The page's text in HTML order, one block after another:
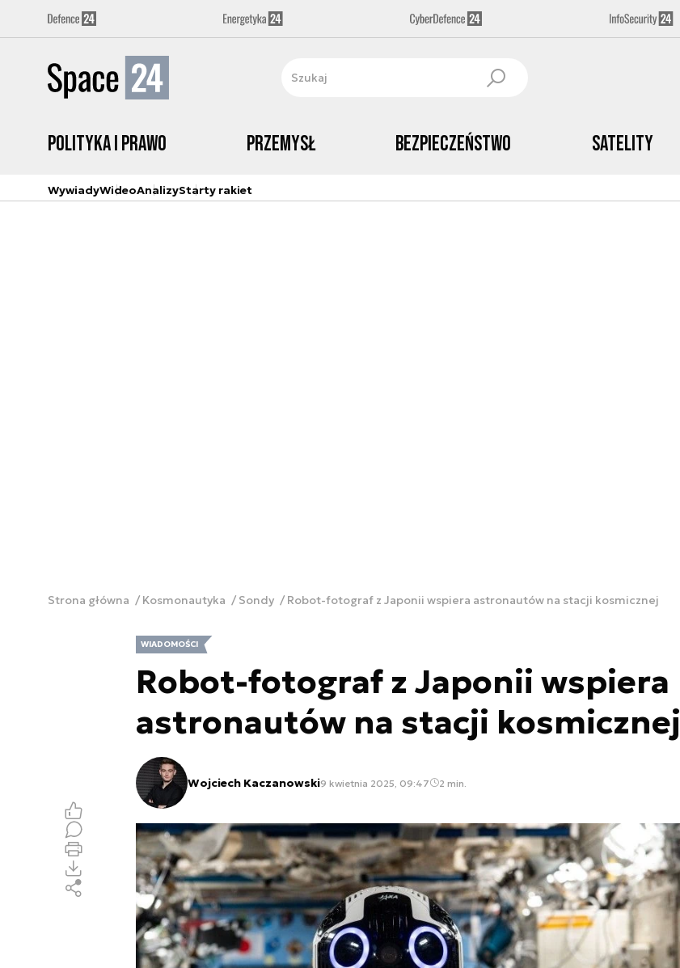
Polityka i prawo Przemysł Bezpieczeństwo Satelity
WywiadyWideoAnalizyStarty rakiet
Strona główna Kosmonautyka Sondy Robot-fotograf z Japonii wspiera astronautów na stacji kosmicznej
WIADOMOŚCI
Robot-fotograf z Japonii wspiera
astronautów na stacji kosmicznej
Wojciech Kaczanowski9 kwietnia 2025, 09:47 2 min.